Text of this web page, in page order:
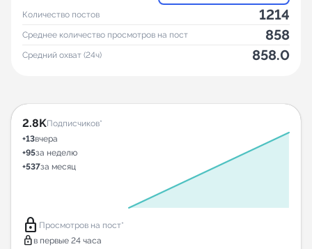
Количество постов 1214
Среднее количество просмотров на пост 858
Средний охват (24ч) 858.0
2.8KПодписчиков*
+13вчера
+95за неделю
+537за месяц
lock Просмотров на пост*
lock в первые 24 часа